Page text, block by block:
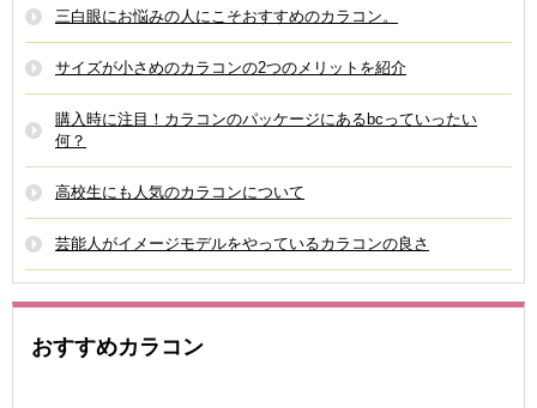
三白眼にお悩みの人にこそおすすめのカラコン。
サイズが小さめのカラコンの2つのメリットを紹介
購入時に注目！カラコンのパッケージにあるbcっていったい
何？
高校生にも人気のカラコンについて
芸能人がイメージモデルをやっているカラコンの良さ
おすすめカラコン